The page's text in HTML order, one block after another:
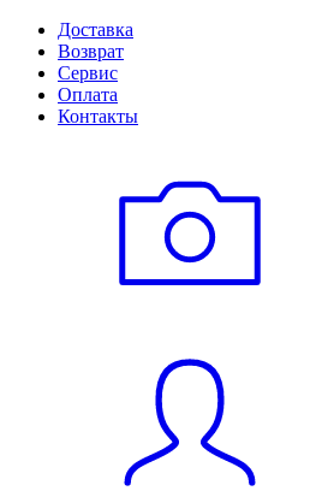
Доставка
Возврат
Сервис
Оплата
Контакты